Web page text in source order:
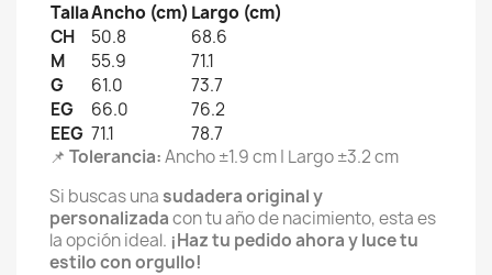
TallaAncho (cm) Largo (cm)
CH
50.8
68.6
M
55.9
71.1
G
61.0
73.7
EG
66.0
76.2
EEG 71.1
78.7
📌 Tolerancia:Ancho ±1.9 cm | Largo ±3.2 cm
Si buscas unasudadera original y
personalizadacon tu año de nacimiento, esta es
la opción ideal. ¡Haz tu pedido ahora y luce tu
estilo con orgullo!